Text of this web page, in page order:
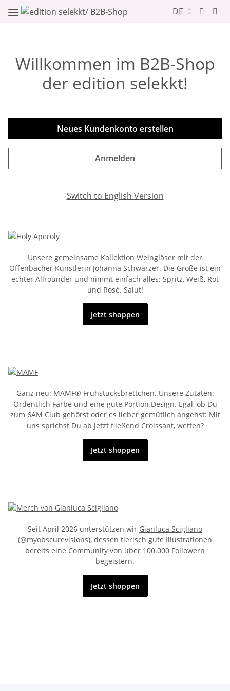
DE
Willkommen im B2B-Shop
der edition selekkt!
Neues Kundenkonto erstellen
Anmelden
Switch to English Version
Unsere gemeinsame Kollektion Weingläser mit der
Offenbacher Künstlerin Johanna Schwarzer. Die Größe ist ein
echter Allrounder und nimmt einfach alles: Spritz, Weiß, Rot
und Rosé. Salut!
Jetzt shoppen
Ganz neu: MAMF® Frühstücksbrettchen. Unsere Zutaten:
Ordentlich Farbe und eine gute Portion Design. Egal, ob Du
zum 6AM Club gehörst oder es lieber gemütlich angehst: Mit
uns sprichst Du ab jetzt fließend Croissant, wetten?
Jetzt shoppen
Seit April 2026 unterstützen wir Gianluca Scigliano
(@myobscurevisions), dessen tierisch gute Illustrationen
bereits eine Community von über 100.000 Followern
begeistern.
Jetzt shoppen